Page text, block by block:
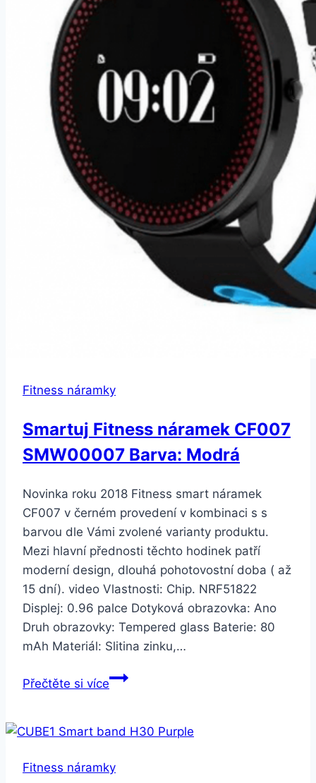
Fitness náramky
Smartuj Fitness náramek CF007
SMW00007 Barva: Modrá
Novinka roku 2018 Fitness smart náramek
CF007 v černém provedení v kombinaci s s
barvou dle Vámi zvolené varianty produktu.
Mezi hlavní přednosti těchto hodinek patří
moderní design, dlouhá pohotovostní doba ( až
15 dní). video Vlastnosti: Chip. NRF51822
Displej: 0.96 palce Dotyková obrazovka: Ano
Druh obrazovky: Tempered glass Baterie: 80
mAh Materiál: Slitina zinku,…
Přečtěte si víceSmartuj
CF007
Barva:
Fitness náramky